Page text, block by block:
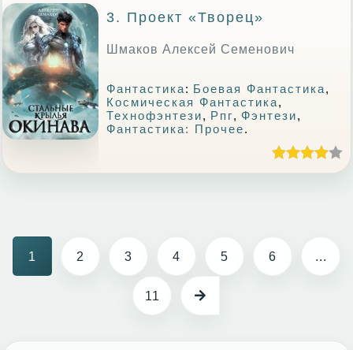
3. Проект «Творец»
Шмаков Алексей Семенович
Фантастика: Боевая Фантастика,
Космическая Фантастика,
Технофэнтези, Рпг, Фэнтези,
Фантастика: Прочее.
1 2 3 4 5 6 ...
11